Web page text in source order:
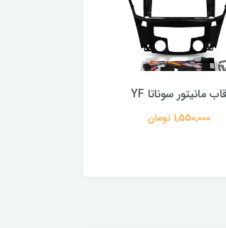
قاب مانیتور سوناتا YF
1,550,000 تومان